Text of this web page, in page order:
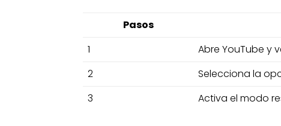
Pasos
1
Abre YouTube y
2
Selecciona la
3
Activa el modo